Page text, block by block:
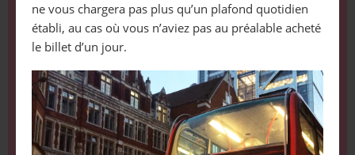
ne vous chargera pas plus qu’un plafond quotidien
établi, au cas où vous n’aviez pas au préalable acheté
le billet d’un jour.